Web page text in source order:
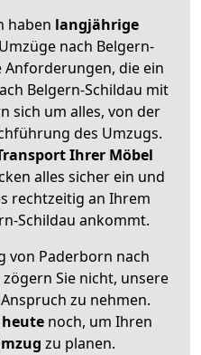
haben langjährige
nach Belgern-
Anforderungen, die ein
Belgern-Schildau mit
sich um alles, von der
des Umzugs.
Ihrer Möbel
alles sicher ein und
rechtzeitig an Ihrem
Schildau ankommt.
von Paderborn nach
Sie nicht, unsere
zu nehmen.
noch, um Ihren
zu planen.